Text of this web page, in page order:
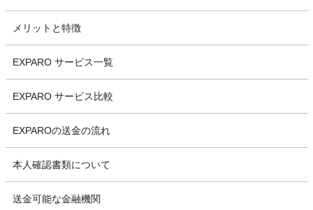
メリットと特徴
EXPARO サービス一覧
EXPARO サービス比較
EXPAROの送金の流れ
本人確認書類について
送金可能な金融機関